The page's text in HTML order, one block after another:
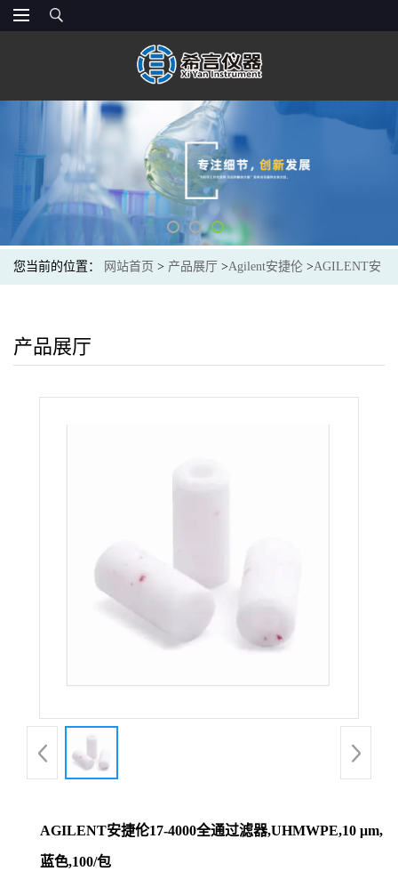
您当前的位置： 网站首页 > 产品展厅 >Agilent安捷伦 >AGILENT安
产品展厅
AGILENT安捷伦17-4000全通过滤器,UHMWPE,10 μm,
蓝色,100/包